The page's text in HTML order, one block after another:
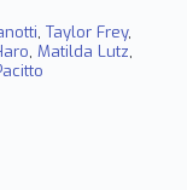
, Taylor Frey,
, Matilda Lutz,